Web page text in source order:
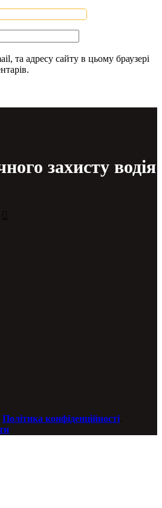
та адресу сайту в цьому браузері
захисту водія
Політика конфіденційності